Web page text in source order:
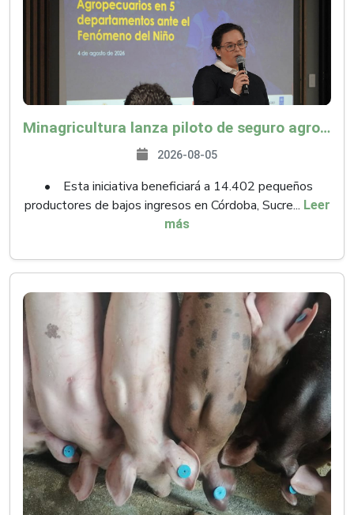
Minagricultura lanza piloto de seguro agropecuario por $9.625 millones para proteger a más de 14.000 pequeños productores contra riesgos del Fenómeno de El Niño
2026-08-05
• Esta iniciativa beneficiará a 14.402 pequeños
productores de bajos ingresos en Córdoba, Sucre... Leer
más